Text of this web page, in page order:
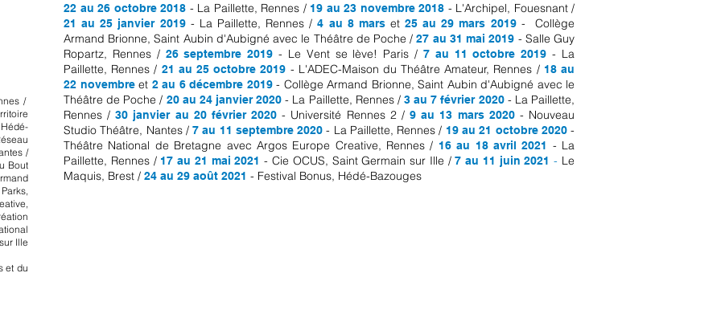
/
/
Bout
Ille
et du
22 au 26 octobre 2018 - La Paillette, Rennes / 19 au 23 novembre 2018 - L'Archipel, Fouesnant /
21 au 25 janvier 2019- La Paillette, Rennes /4 au 8 marset25 au 29 mars 2019- Collège
Armand Brionne, Saint Aubin d'Aubigné avec le Théâtre de Poche /27 au 31 mai 2019 - Salle Guy
Ropartz, Rennes / 26 septembre 2019 - Le Vent se lève! Paris / 7 au 11 octobre 2019 - La
Paillette, Rennes / 21 au 25 octobre 2019 - L'ADEC-Maison du Théâtre Amateur, Rennes / 18 au
22 novembre et 2 au 6 décembre 2019- Collège Armand Brionne, Saint Aubin d'Aubigné avec le
Théâtre de Poche / 20 au 24 janvier 2020 - La Paillette, Rennes /3 au 7 février 2020- La Paillette,
Rennes /30 janvier au 20 février 2020 - Université Rennes 2 /9 au 13 mars 2020- Nouveau
Studio Théâtre, Nantes /7 au 11 septembre 2020 - La Paillette, Rennes / 19 au 21 octobre 2020-
Théâtre National de Bretagne avec Argos Europe Creative, Rennes / 16 au 18 avril 2021 - La
Paillette, Rennes / 17 au 21 mai 2021 - Cie OCUS, Saint Germain sur Ille /7 au 11 juin 2021 - Le
Maquis, Brest / 24 au 29 août 2021 - Festival Bonus, Hédé-Bazouges